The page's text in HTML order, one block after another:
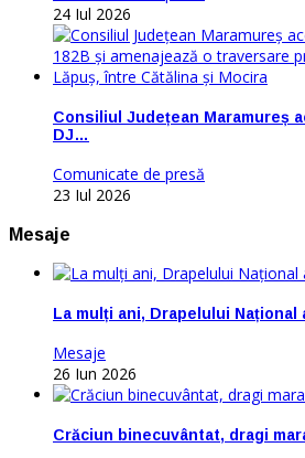
24 Iul 2026
Consiliul Județean Maramureș
DJ…
Comunicate de presă
23 Iul 2026
Mesaje
La mulți ani, Drapelului Național
Mesaje
26 Iun 2026
Crăciun binecuvântat, dragi